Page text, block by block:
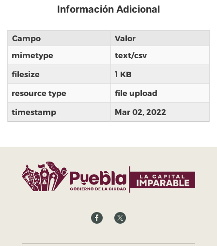
Información Adicional
Campo
Valor
mimetype
text/csv
filesize 1 KB
resource type file upload
timestamp Mar 02, 2022